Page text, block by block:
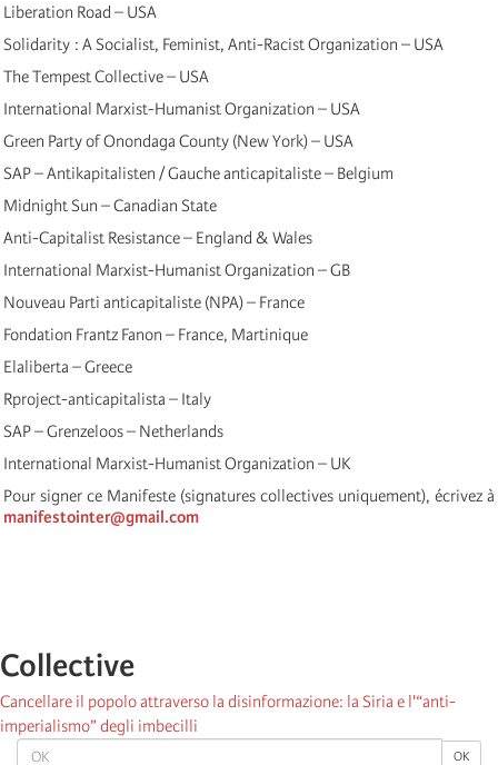
OK OK
Liberation Road – USA
Solidarity : A Socialist, Feminist, Anti-Racist Organization – USA
The Tempest Collective – USA
International Marxist-Humanist Organization – USA
Green Party of Onondaga County (New York) – USA
SAP – Antikapitalisten / Gauche anticapitaliste – Belgium
Midnight Sun – Canadian State
Anti-Capitalist Resistance – England & Wales
International Marxist-Humanist Organization – GB
Nouveau Parti anticapitaliste (NPA) – France
Fondation Frantz Fanon – France, Martinique
Elaliberta – Greece
Rproject-anticapitalista – Italy
SAP – Grenzeloos – Netherlands
International Marxist-Humanist Organization – UK
Pour signer ce Manifeste (signatures collectives uniquement), écrivez à
manifestointer@gmail.com
Collective
Cancellare il popolo attraverso la disinformazione: la Siria e l'“anti-
imperialismo” degli imbecilli